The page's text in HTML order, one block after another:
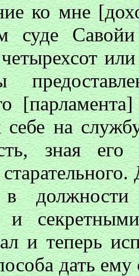
ко мне
суде
себе на
зная его
должности
и
и теперь
дать